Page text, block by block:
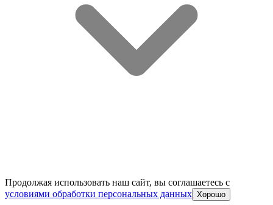
Продолжая использовать наш сайт, вы соглашаетесь c
условиями обработки персональных данных Хорошо